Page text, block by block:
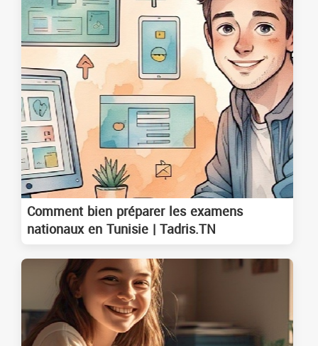
Comment bien préparer les examens
nationaux en Tunisie | Tadris.TN